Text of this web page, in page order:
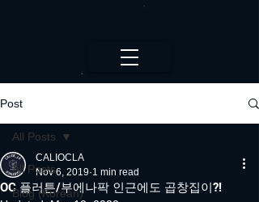
Post
All Posts
Blog (Korean)
All Posts
OC 플러튼/부에나팍 인근에도 곱창집이?!
CALIOCLA
Nov 6, 2019 1 min read